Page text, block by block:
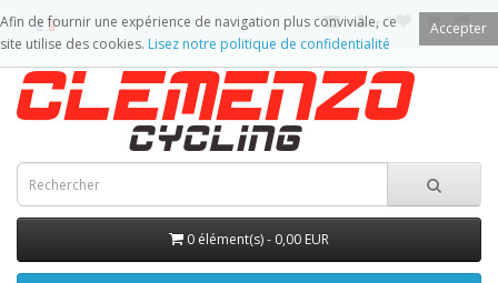
0 élément(s) - 0,00 EUR
Accepter
Afin de fournir une expérience de navigation plus conviviale, ce
site utilise des cookies. Lisez notre politique de confidentialité